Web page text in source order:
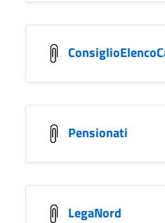
Pensionati
LegaNord